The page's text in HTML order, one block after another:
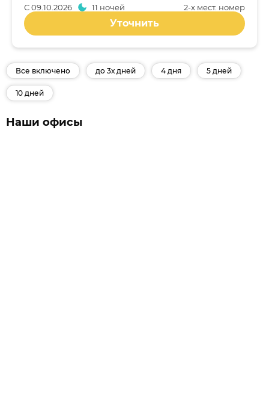
2-x мест. номер
С09.10.2026 11 ночей
Уточнить
Все включено до 3х дней 4 дня 5 дней
10 дней
Наши офисы